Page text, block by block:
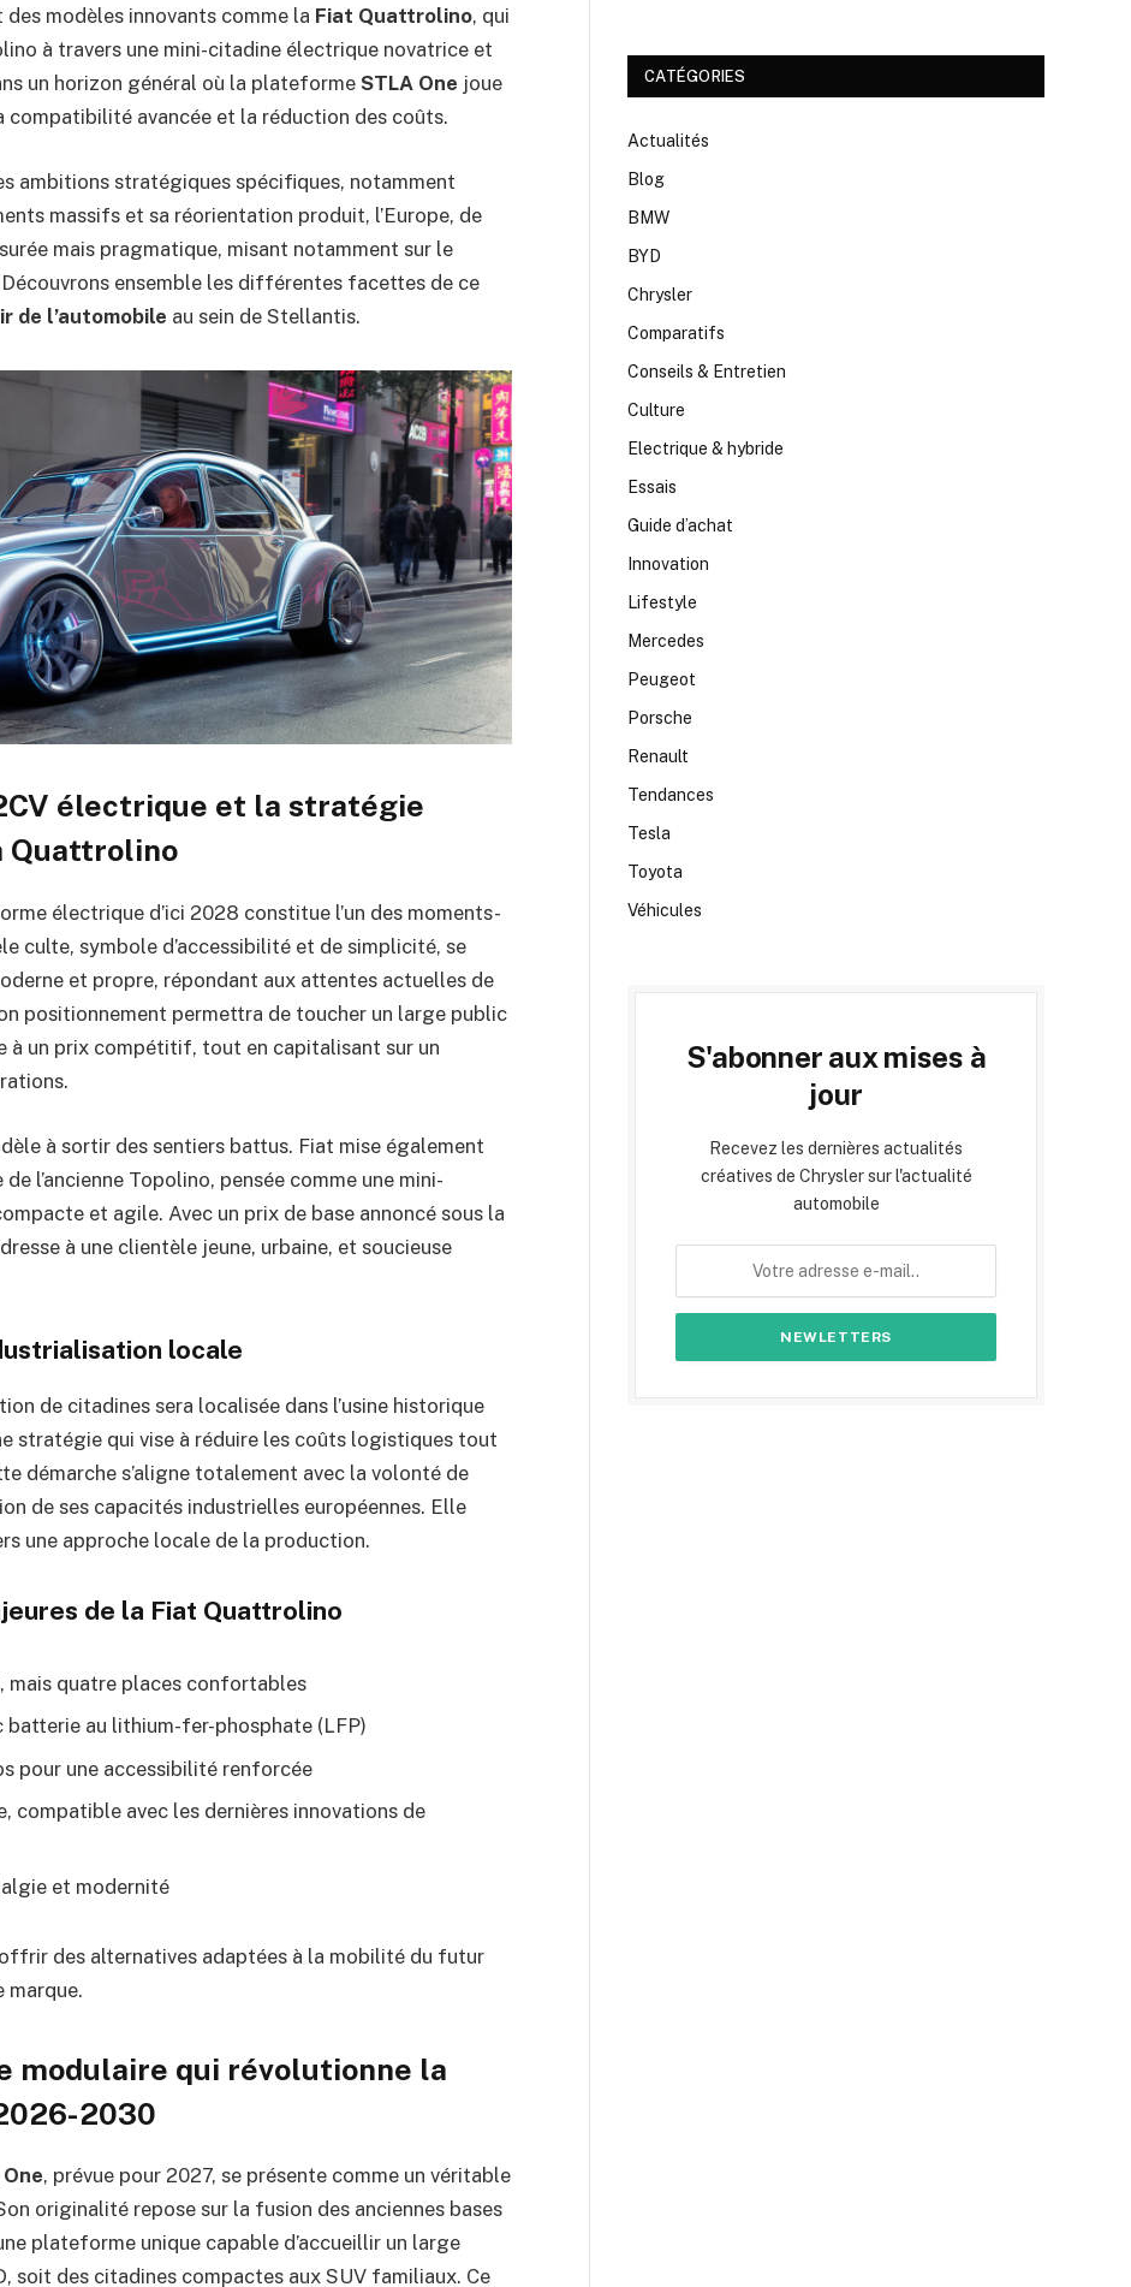
modèles innovants comme la Fiat Quattrolino, qui
à travers une mini-citadine électrique novatrice et
un horizon général où la plateforme STLA One joue
avancée et la réduction des coûts.
ambitions stratégiques spécifiques, notamment
massifs et sa réorientation produit, l’Europe, de
mais pragmatique, misant notamment sur le
ensemble les différentes facettes de ce
de l’automobile au sein de Stellantis.
électrique et la stratégie
Quattrolino
électrique d’ici 2028 constitue l’un des moments-
culte, symbole d’accessibilité et de simplicité, se
et propre, répondant aux attentes actuelles de
positionnement permettra de toucher un large public
à un prix compétitif, tout en capitalisant sur un
à sortir des sentiers battus. Fiat mise également
de l’ancienne Topolino, pensée comme une mini-
et agile. Avec un prix de base annoncé sous la
à une clientèle jeune, urbaine, et soucieuse
locale
de citadines sera localisée dans l’usine historique
stratégie qui vise à réduire les coûts logistiques tout
démarche s’aligne totalement avec la volonté de
de ses capacités industrielles européennes. Elle
une approche locale de la production.
de la Fiat Quattrolino
mais quatre places confortables
au lithium-fer-phosphate (LFP)
pour une accessibilité renforcée
compatible avec les dernières innovations de
et modernité
des alternatives adaptées à la mobilité du futur
marque.
modulaire qui révolutionne la
2030
, prévue pour 2027, se présente comme un véritable
originalité repose sur la fusion des anciennes bases
plateforme unique capable d’accueillir un large
soit des citadines compactes aux SUV familiaux. Ce
CATÉGORIES
Actualités
Blog
BMW
BYD
Chrysler
Comparatifs
Conseils & Entretien
Culture
Electrique & hybride
Essais
Guide d’achat
Innovation
Lifestyle
Mercedes
Peugeot
Porsche
Renault
Tendances
Tesla
Toyota
Véhicules
S'abonner aux mises à
jour
Recevez les dernières actualités
créatives de Chrysler sur l'actualité
automobile